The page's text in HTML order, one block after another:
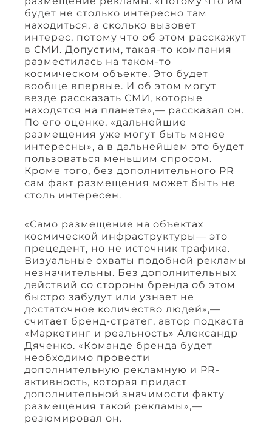
будет не столько интересно там
находиться, а сколько вызовет
интерес, потому что об этом расскажут
в СМИ. Допустим, такая-то компания
разместилась на таком-то
космическом объекте. Это будет
вообще впервые. И об этом могут
везде рассказать СМИ, которые
находятся на планете»,— рассказал он.
По его оценке, «дальнейшие
размещения уже могут быть менее
интересны», а в дальнейшем это будет
пользоваться меньшим спросом.
Кроме того, без дополнительного PR
сам факт размещения может быть не
столь интересен.
«Само размещение на объектах
космической инфраструктуры— это
прецедент, но не источник трафика.
Визуальные охваты подобной рекламы
незначительны. Без дополнительных
действий со стороны бренда об этом
быстро забудут или узнает не
достаточное количество людей»,—
считает бренд-стратег, автор подкаста
«Маркетинг и реальность» Александр
Дяченко. «Команде бренда будет
необходимо провести
дополнительную рекламную и PR-
активность, которая придаст
дополнительной значимости факту
размещения такой рекламы»,—
резюмировал он.